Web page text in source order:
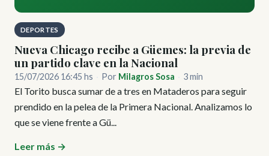
DEPORTES
Nueva Chicago recibe a Güemes: la previa de
un partido clave en la Nacional
15/07/2026 16:45 hs Por Milagros Sosa 3 min
El Torito busca sumar de a tres en Mataderos para seguir
prendido en la pelea de la Primera Nacional. Analizamos lo
que se viene frente a Gü...
Leer más →